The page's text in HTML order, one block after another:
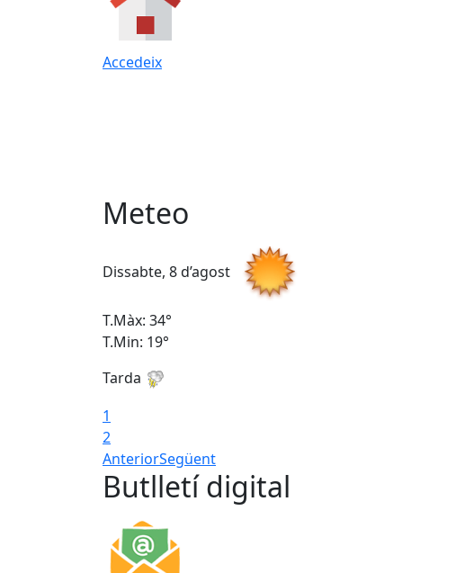
Accedeix
Meteo
Dissabte, 8 d’agost
T.Màx: 34°
T.Min: 19°
Tarda
1
2
AnteriorSegüent
Butlletí digital